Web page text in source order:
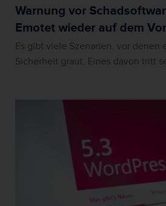
Warnung vor
Emotet wieder auf dem
Es gibt viele Szenarien, vor denen
Sicherheit graut. Eines davon tritt